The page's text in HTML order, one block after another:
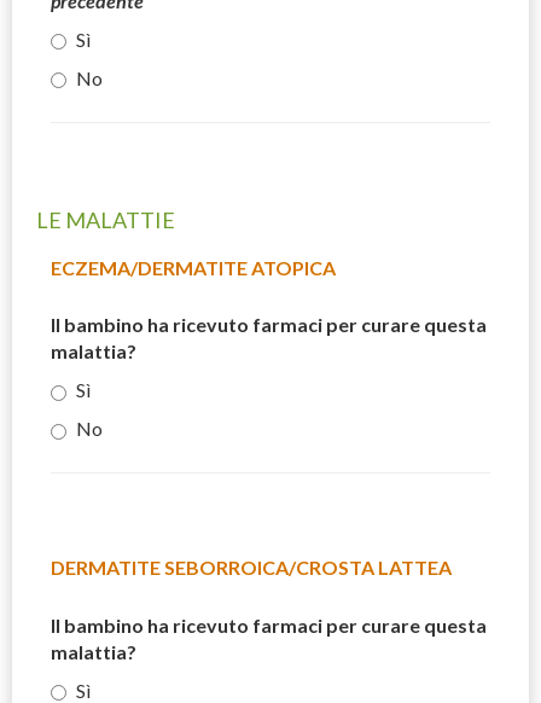
Sì
No
LE MALATTIE
ECZEMA/DERMATITE ATOPICA
Il bambino ha ricevuto farmaci per curare questa
malattia?
Sì
No
DERMATITE SEBORROICA/CROSTA LATTEA
Il bambino ha ricevuto farmaci per curare questa
malattia?
Sì